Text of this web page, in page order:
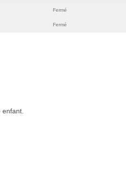
Fermé
Fermé
enfant.